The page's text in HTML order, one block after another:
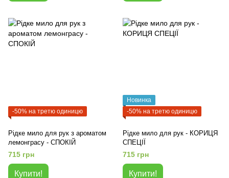
-50% на третю одиницю
Рідке мило для рук з ароматом
лемонграсу - СПОКІЙ
715 грн
Купити!
Новинка
-50% на третю одиницю
Рідке мило для рук - КОРИЦЯ
СПЕЦІЇ
715 грн
Купити!